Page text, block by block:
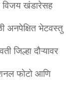
विजय खंडारेसह
अनपेक्षित भेटवस्तु
जिल्हा दौऱ्यावर
फोटो आणि